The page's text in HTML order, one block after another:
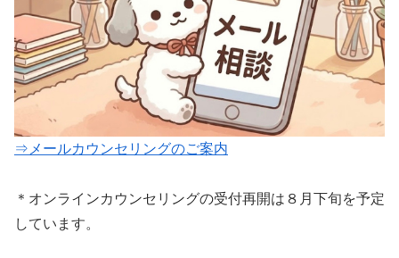
⇒メールカウンセリングのご案内
＊オンラインカウンセリングの受付再開は８月下旬を予定
しています。